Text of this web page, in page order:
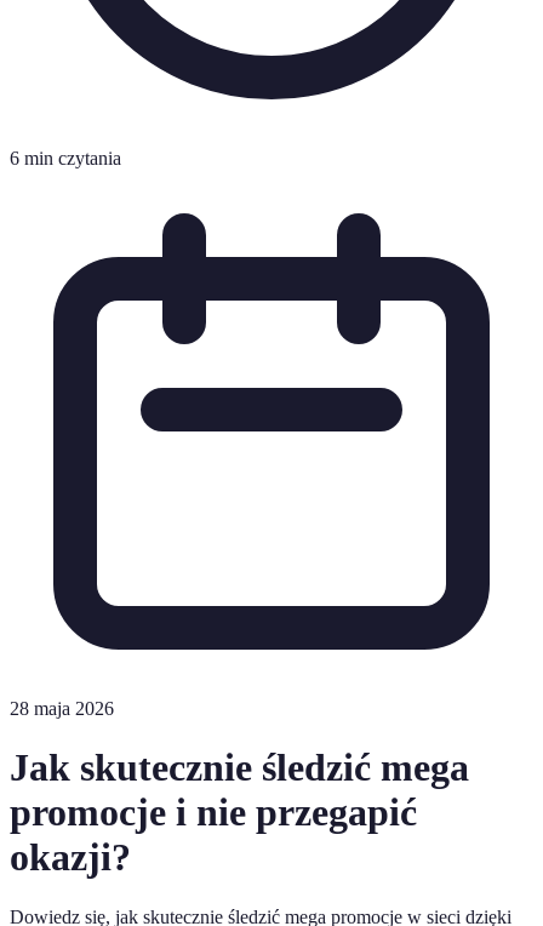
6 min czytania
28 maja 2026
Jak skutecznie śledzić mega
promocje i nie przegapić
okazji?
Dowiedz się, jak skutecznie śledzić mega promocje w sieci dzięki